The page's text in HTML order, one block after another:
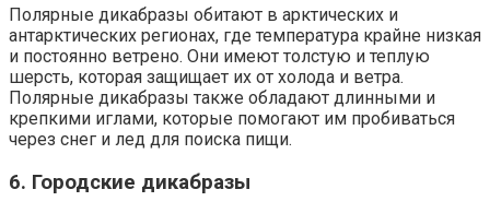
Полярные дикабразы обитают в арктических и
антарктических регионах, где температура крайне низкая
и постоянно ветрено. Они имеют толстую и теплую
шерсть, которая защищает их от холода и ветра.
Полярные дикабразы также обладают длинными и
крепкими иглами, которые помогают им пробиваться
через снег и лед для поиска пищи.
6. Городские дикабразы